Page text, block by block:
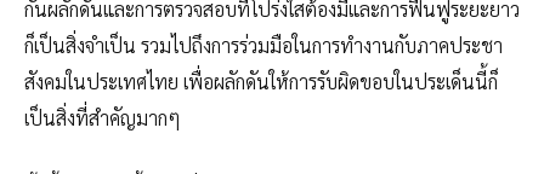
กันผลักดันและการตรวจสอบที่โปร่งใสต้องมีและการฟื้นฟูระยะยาว
ก็เป็นสิ่งจำเป็น รวมไปถึงการร่วมมือในการทำงานกับภาคประชา
สังคมในประเทศไทย เพื่อผลักดันให้การรับผิดขอบในประเด็นนี้ก็
เป็นสิ่งที่สำคัญมากๆ